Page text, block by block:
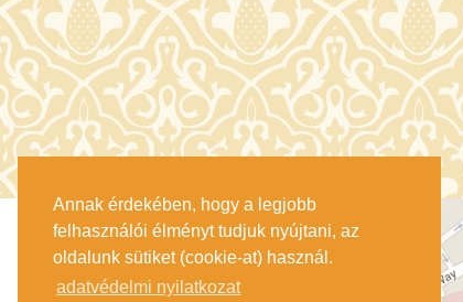
Annak érdekében, hogy a legjobb
felhasználói élményt tudjuk nyújtani, az
oldalunk sütiket (cookie-at) használ.
adatvédelmi nyilatkozat